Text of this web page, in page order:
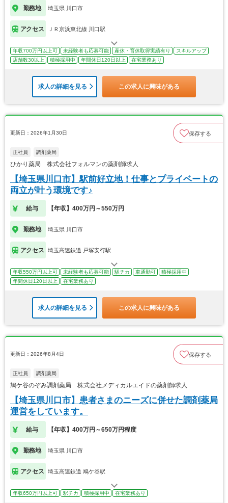
勤務地 埼玉県 川口市
アクセス ＪＲ京浜東北線 川口駅
年収700万円以上可 未経験者も応募可能 産休・育休取得実績有り
スキルアップ
店舗数30以上
積極採用中 年間休日120日以上 在宅業務あり
求人の詳細を見る この求人に興味がある
更新日：2026年1月30日 保存する
正社員 調剤薬局
ひかり薬局 株式会社フォルマンの薬剤師求人
【埼玉県川口市】駅前好立地！仕事とプライベートの
両立が叶う環境です♪
給与 【年収】400万円～550万円
勤務地 埼玉県 川口市
アクセス 埼玉高速鉄道 戸塚安行駅
年収550万円以上可 未経験者も応募可能 駅チカ 車通勤可
積極採用中
年間休日120日以上
在宅業務あり
求人の詳細を見る この求人に興味がある
更新日：2026年8月4日 保存する
正社員 調剤薬局
鳩ケ谷のぞみ調剤薬局 株式会社メディカルエイドの薬剤師求人
【埼玉県川口市】患者さまのニーズに併せた調剤薬局
運営をしています。
給与 【年収】400万円～650万円程度
勤務地 埼玉県 川口市
アクセス 埼玉高速鉄道 鳩ケ谷駅
年収650万円以上可 駅チカ 積極採用中 在宅業務あり